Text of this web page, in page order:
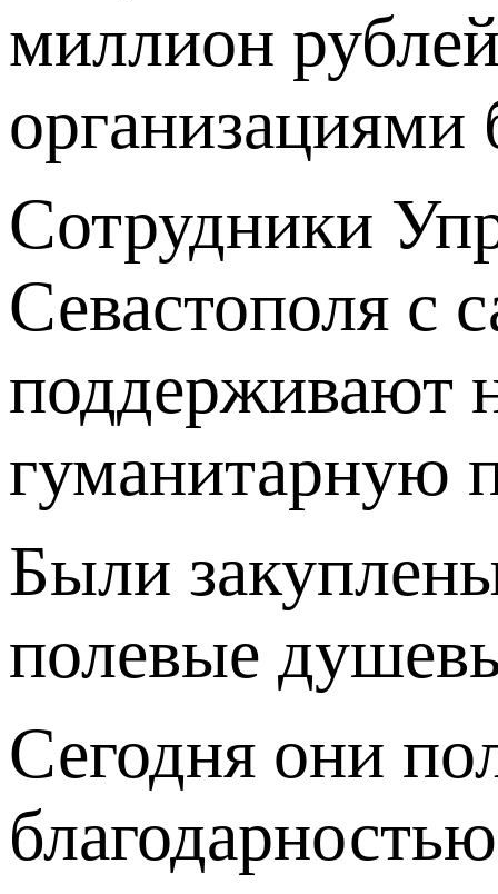
миллион
Сотрудники
Севастополя с
поддерживают
гуманитарную
Были
полевые
Сегодня они